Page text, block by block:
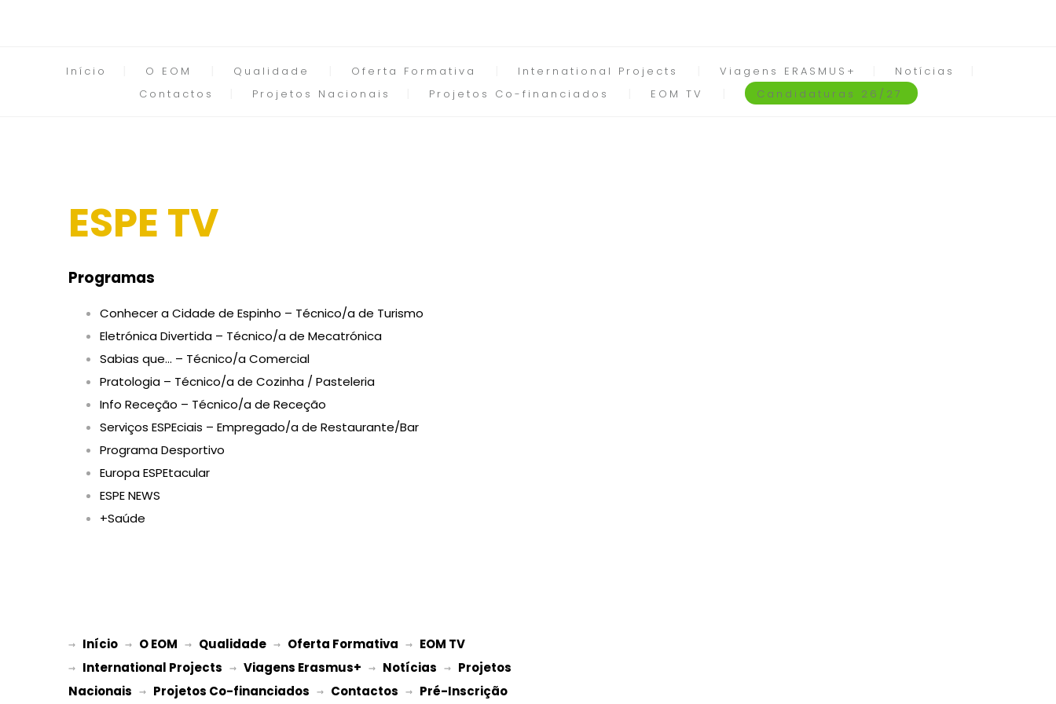
Início O EOM Qualidade Oferta Formativa International Projects Viagens ERASMUS+
Notícias
Contactos
Projetos Nacionais Projetos Co-financiados EOM TV Candidaturas 26/27
ESPE TV
Programas
Conhecer a Cidade de Espinho – Técnico/a de Turismo
Eletrónica Divertida – Técnico/a de Mecatrónica
Sabias que… – Técnico/a Comercial
Pratologia – Técnico/a de Cozinha / Pasteleria
Info Receção – Técnico/a de Receção
Serviços ESPEciais – Empregado/a de Restaurante/Bar
Programa Desportivo
Europa ESPEtacular
ESPE NEWS
+Saúde
→ Início → O EOM → Qualidade → Oferta Formativa → EOM TV
→ International Projects → Viagens Erasmus+ → Notícias → Projetos
Nacionais → Projetos Co-financiados → Contactos → Pré-Inscrição